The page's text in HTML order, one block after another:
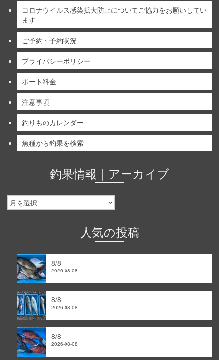
コロナウイルス感染拡大防止についてご協力をお願いしてい
ます
ご予約・予約状況
プライバシーポリシー
ボート料金
注意事項
釣りものカレンダー
魚種から釣果を検索
釣果情報｜アーカイブ
釣
果
人気の投稿
8/8
2026-08-08
8/8
2026-08-08
8/8
2026-08-08